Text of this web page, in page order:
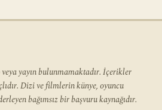
yayın bulunmamaktadır. İçerikler
Dizi ve filmlerin künye, oyuncu
bağımsız bir başvuru kaynağıdır.